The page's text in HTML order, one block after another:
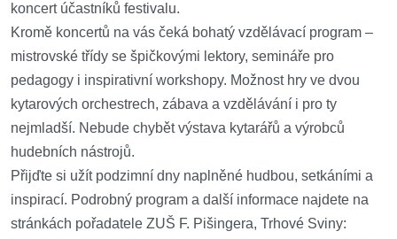
koncert účastníků festivalu.
Kromě koncertů na vás čeká bohatý vzdělávací program –
mistrovské třídy se špičkovými lektory, semináře pro
pedagogy i inspirativní workshopy. Možnost hry ve dvou
kytarových orchestrech, zábava a vzdělávání i pro ty
nejmladší. Nebude chybět výstava kytarářů a výrobců
hudebních nástrojů.
Přijďte si užít podzimní dny naplněné hudbou, setkáními a
inspirací. Podrobný program a další informace najdete na
stránkách pořadatele ZUŠ F. Pišingera, Trhové Sviny: